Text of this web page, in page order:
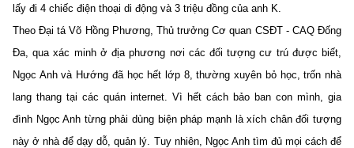
lấy đi 4 chiếc điện thoại di động và 3 triệu đồng của anh K.
Theo Đại tá Võ Hồng Phương, Thủ trưởng Cơ quan CSĐT - CAQ Đống
Đa, qua xác minh ở địa phương nơi các đối tượng cư trú được biết,
Ngọc Anh và Hướng đã học hết lớp 8, thường xuyên bỏ học, trốn nhà
lang thang tại các quán internet. Vì hết cách bảo ban con mình, gia
đình Ngọc Anh từng phải dùng biện pháp mạnh là xích chân đối tượng
này ở nhà để dạy dỗ, quản lý. Tuy nhiên, Ngọc Anh tìm đủ mọi cách để